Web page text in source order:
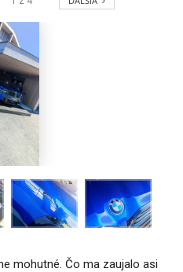
mohutné. Čo ma zaujalo asi